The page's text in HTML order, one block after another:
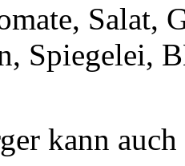
Salat,
Spiegelei,
kann